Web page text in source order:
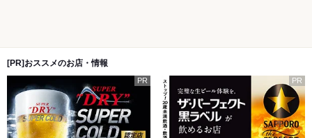
[PR]おススメのお店・情報
PR PR